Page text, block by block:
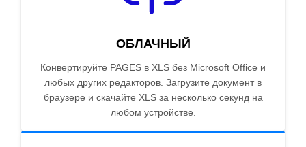
ОБЛАЧНЫЙ
Конвертируйте PAGES в XLS без Microsoft Office и
любых других редакторов. Загрузите документ в
браузере и скачайте XLS за несколько секунд на
любом устройстве.